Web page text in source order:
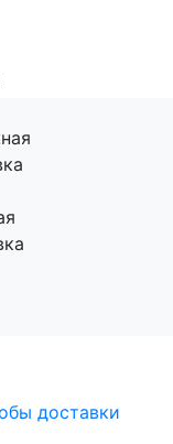
доставки